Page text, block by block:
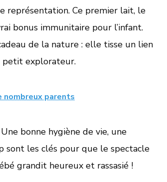
représentation. Ce premier lait, le
bonus immunitaire pour l’infant.
de la nature : elle tisse un lien
petit explorateur.
nombreux parents
bonne hygiène de vie, une
les clés pour que le spectacle
grandit heureux et rassasié !